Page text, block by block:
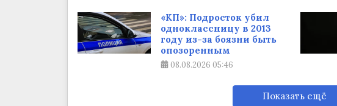
«КП»: Подросток убил
одноклассницу в 2013
году из-за боязни быть
опозоренным
08.08.2026 05:46
Показать ещё